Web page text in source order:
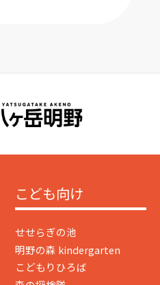
こども向け
せせらぎの池
明野の森 kindergarten
こどもりひろば